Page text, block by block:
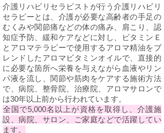
介護リハビリセラピストが行う介護リハビリ
セラピーとは、介護が必要な高齢者の手足の
むくみや関節痛などの体の痛み、肩こり、認
知症予防、緩和ケアなどに対し、ビタミンＥ
とアロマテラピーで使用するアロマ精油をブ
レンドしたアロマビタミンオイルで、直接的
に必要な箇所へ栄養を与えながら血液やリン
パ液を流し、関節や筋肉をケアする施術方法
で、病院、整骨院、治療院、アロマサロンで
は30年以上前から行われています。
​全国で5,000名以上が資格を取得し、介護施
設、病院、サロン、ご家庭などで活躍してい
ます。